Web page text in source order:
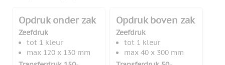
Opdruk onder zak
Zeefdruk
tot 1 kleur
max 120 x 130 mm
Opdruk boven zak
Zeefdruk
tot 1 kleur
max 40 x 300 mm